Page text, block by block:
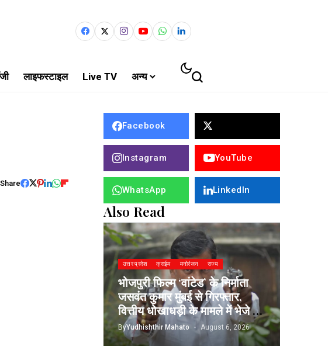
लाइफस्टाइल Live TV अन्य
Share
Facebook
Instagram YouTube
WhatsApp LinkedIn
Also Read
उत्तर प्रदेश क्राईम मनोरंजन राज्य
भोजपुरी फिल्म ‘वांटेड’ के निर्माता
जसवंत कुमार मुंबई से गिरफ्तार,
वित्तीय धोखाधड़ी के मामले में भेजे गए
जेल
ByYudhishthir Mahato August 6, 2026